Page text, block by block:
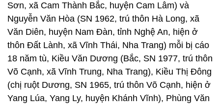
Sơn, xã Cam Thành Bắc, huyện Cam Lâm) và
Nguyễn Văn Hòa (SN 1962, trú thôn Hà Long, xã
Văn Diên, huyện Nam Đàn, tỉnh Nghệ An, hiện ở
thôn Đất Lành, xã Vĩnh Thái, Nha Trang) mỗi bị cáo
18 năm tù, Kiều Văn Dương (Bắc, SN 1977, trú thôn
Võ Cạnh, xã Vĩnh Trung, Nha Trang), Kiều Thị Đông
(chị ruột Dương, SN 1965, trú thôn Võ Cạnh, hiện ở
Yang Lúa, Yang Ly, huyện Khánh Vĩnh), Phùng Văn